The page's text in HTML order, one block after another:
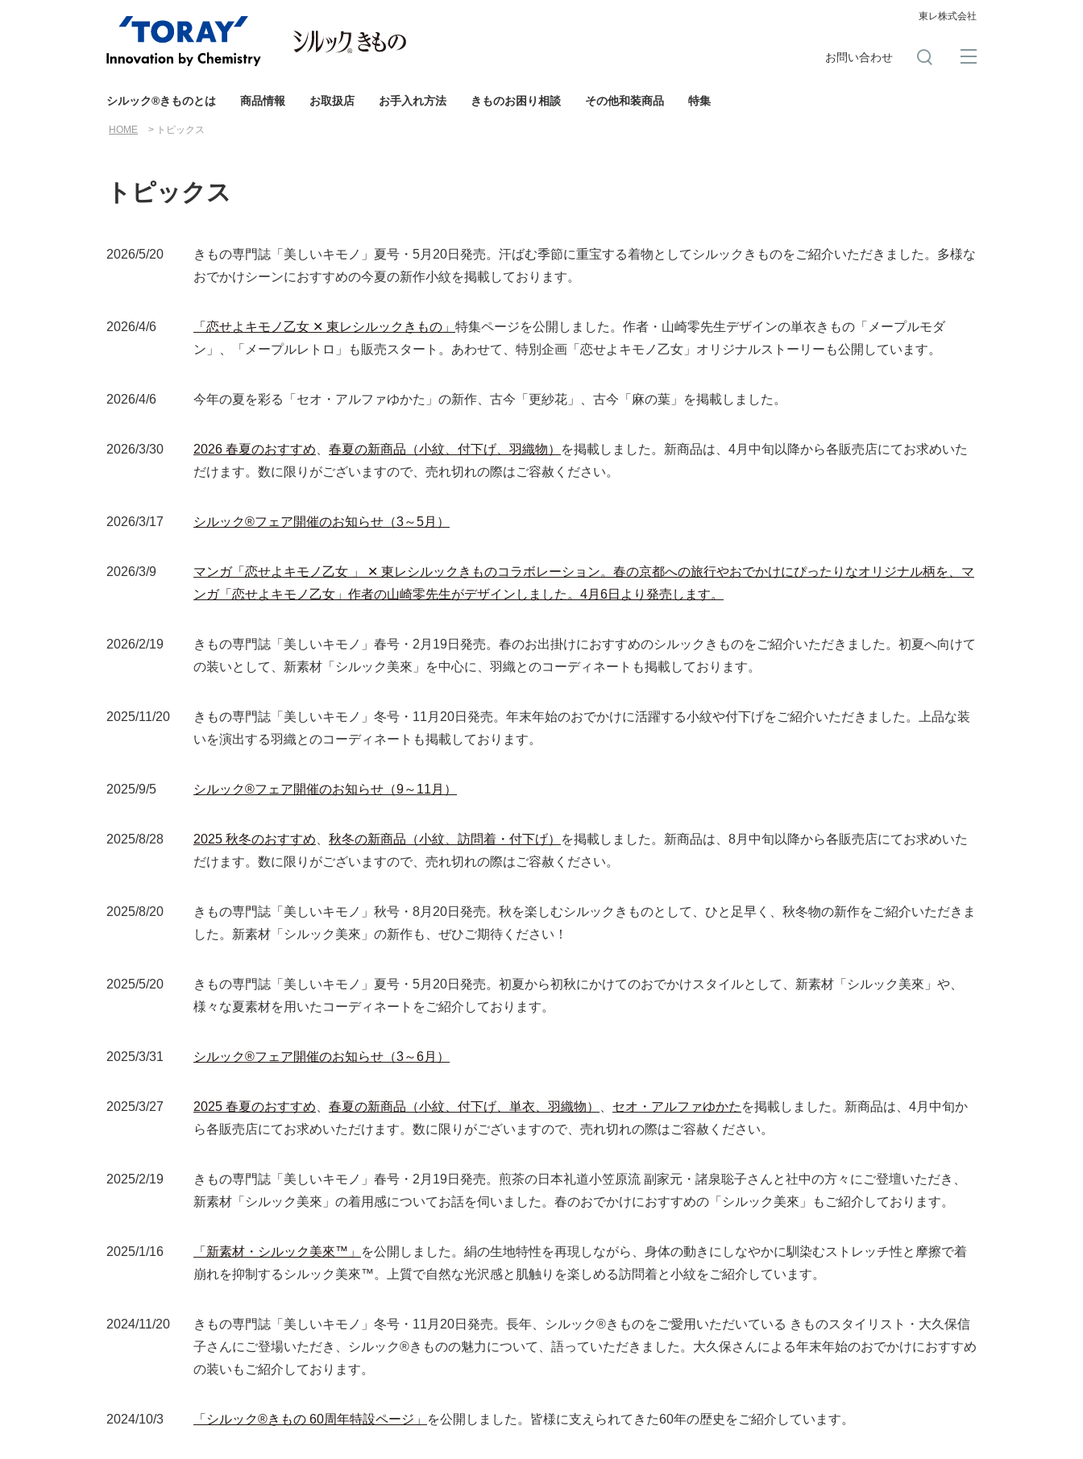
お問い合わせ
東レ株式会社
シルック®きものとは 商品情報 お取扱店 お手入れ方法 きものお困り相談 その他和装商品 特集
HOME トピックス
トピックス
2026/5/20
きもの専門誌「美しいキモノ」夏号・5月20日発売。汗ばむ季節に重宝する着物としてシルックきものをご紹介いただきました。多様な
おでかけシーンにおすすめの今夏の新作小紋を掲載しております。
2026/4/6 「恋せよキモノ乙女 ✕ 東レシルックきもの」 特集ページを公開しました。作者・山崎零先生デザインの単衣きもの「メープルモダ
ン」、「メープルレトロ」も販売スタート。あわせて、特別企画「恋せよキモノ乙女」オリジナルストーリーも公開しています。
2026/4/6 今年の夏を彩る「セオ・アルファゆかた」の新作、古今「更紗花」、古今「麻の葉」を掲載しました。
2026/3/30 2026 春夏のおすすめ 春夏の新商品（小紋、付下げ、羽織物）
を掲載しました。新商品は、4月中旬以降から各販売店にてお求めいた
だけます。数に限りがございますので、売れ切れの際はご容赦ください。
2026/3/17 シルック®フェア開催のお知らせ（3～5月）
2026/3/9
マンガ「恋せよキモノ乙女 」 ✕ 東レシルックきものコラボレーション。春の京都への旅行やおでかけにぴったりなオリジナル柄を、マ
ンガ「恋せよキモノ乙女」作者の山崎零先生がデザインしました。4月6日より発売します。
2026/2/19
きもの専門誌「美しいキモノ」春号・2月19日発売。春のお出掛けにおすすめのシルックきものをご紹介いただきました。初夏へ向けて
の装いとして、新素材「シルック美來」を中心に、羽織とのコーディネートも掲載しております。
2025/11/20
きもの専門誌「美しいキモノ」冬号・11月20日発売。年末年始のおでかけに活躍する小紋や付下げをご紹介いただきました。上品な装
いを演出する羽織とのコーディネートも掲載しております。
2025/9/5 シルック®フェア開催のお知らせ（9～11月）
2025/8/28 2025 秋冬のおすすめ 秋冬の新商品（小紋、訪問着・付下げ）
を掲載しました。新商品は、8月中旬以降から各販売店にてお求めいた
だけます。数に限りがございますので、売れ切れの際はご容赦ください。
2025/8/20
きもの専門誌「美しいキモノ」秋号・8月20日発売。秋を楽しむシルックきものとして、ひと足早く、秋冬物の新作をご紹介いただきま
した。新素材「シルック美來」の新作も、ぜひご期待ください！
2025/5/20
きもの専門誌「美しいキモノ」夏号・5月20日発売。初夏から初秋にかけてのおでかけスタイルとして、新素材「シルック美來」や、
様々な夏素材を用いたコーディネートをご紹介しております。
2025/3/31 シルック®フェア開催のお知らせ（3～6月）
2025/3/27 2025 春夏のおすすめ 春夏の新商品（小紋、付下げ、単衣、羽織物） セオ・アルファゆかた を掲載しました。新商品は、4月中旬か
ら各販売店にてお求めいただけます。数に限りがございますので、売れ切れの際はご容赦ください。
2025/2/19
きもの専門誌「美しいキモノ」春号・2月19日発売。煎茶の日本礼道小笠原流 副家元・諸泉聡子さんと社中の方々にご登壇いただき、
新素材「シルック美來」の着用感についてお話を伺いました。春のおでかけにおすすめの「シルック美來」もご紹介しております。
2025/1/16 「新素材・シルック美來™」
を公開しました。絹の生地特性を再現しながら、身体の動きにしなやかに馴染むストレッチ性と摩擦で着
崩れを抑制するシルック美來™。上質で自然な光沢感と肌触りを楽しめる訪問着と小紋をご紹介しています。
2024/11/20
きもの専門誌「美しいキモノ」冬号・11月20日発売。長年、シルック®きものをご愛用いただいている きものスタイリスト・大久保信
子さんにご登場いただき、シルック®きものの魅力について、語っていただきました。大久保さんによる年末年始のおでかけにおすすめ
の装いもご紹介しております。
2024/10/3 「シルック®きもの 60周年特設ページ」 を公開しました。皆様に支えられてきた60年の歴史をご紹介しています。